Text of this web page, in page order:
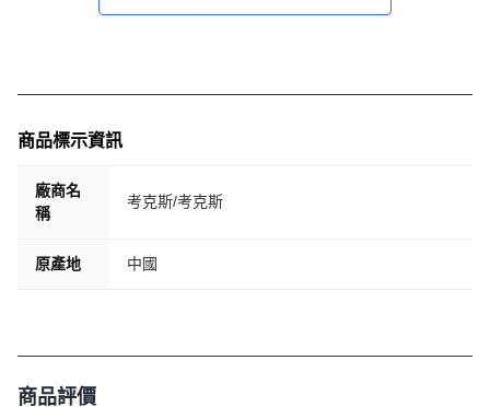
商品標示資訊
廠商名
稱
考克斯/考克斯
原產地 中國
商品評價